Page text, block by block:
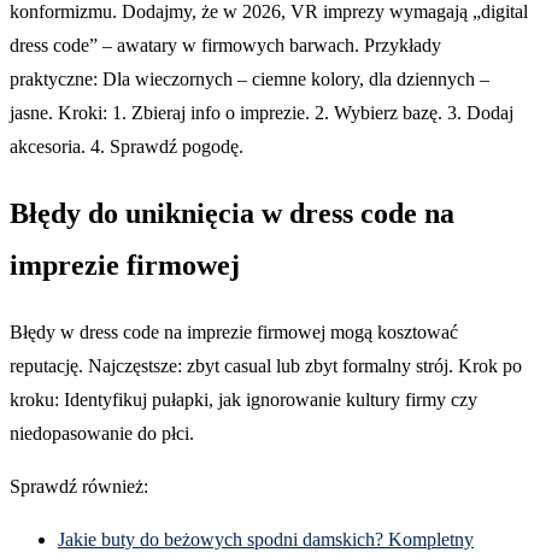
konformizmu. Dodajmy, że w 2026, VR imprezy wymagają „digital
dress code” – awatary w firmowych barwach. Przykłady
praktyczne: Dla wieczornych – ciemne kolory, dla dziennych –
jasne. Kroki: 1. Zbieraj info o imprezie. 2. Wybierz bazę. 3. Dodaj
akcesoria. 4. Sprawdź pogodę.
Błędy do uniknięcia w dress code na
imprezie firmowej
Błędy w dress code na imprezie firmowej mogą kosztować
reputację. Najczęstsze: zbyt casual lub zbyt formalny strój. Krok po
kroku: Identyfikuj pułapki, jak ignorowanie kultury firmy czy
niedopasowanie do płci.
Sprawdź również:
Jakie buty do beżowych spodni damskich? Kompletny